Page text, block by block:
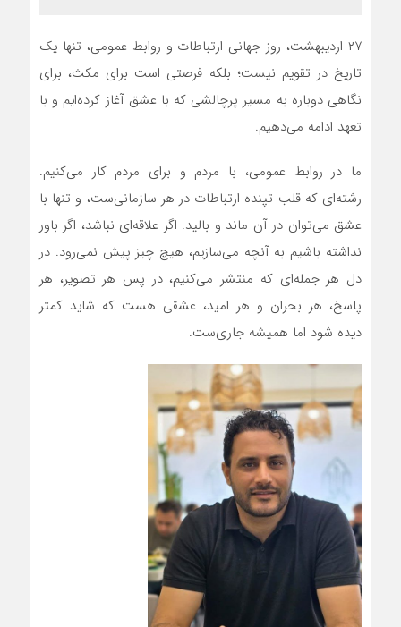
۲۷ اردیبهشت، روز جهانی ارتباطات و روابط عمومی، تنها یک
تاریخ در تقویم نیست؛ بلکه فرصتی است برای مکث، برای
نگاهی دوباره به مسیر پرچالشی که با عشق آغاز کرده‌ایم و با
تعهد ادامه می‌دهیم.
ما در روابط عمومی، با مردم و برای مردم کار می‌کنیم.
رشته‌ای که قلب تپنده ارتباطات در هر سازمانی‌ست، و تنها با
عشق می‌توان در آن ماند و بالید. اگر علاقه‌ای نباشد، اگر باور
نداشته باشیم به آنچه می‌سازیم، هیچ چیز پیش نمی‌رود. در
دل هر جمله‌ای که منتشر می‌کنیم، در پس هر تصویر، هر
پاسخ، هر بحران و هر امید، عشقی هست که شاید کمتر
دیده شود اما همیشه جاری‌ست.